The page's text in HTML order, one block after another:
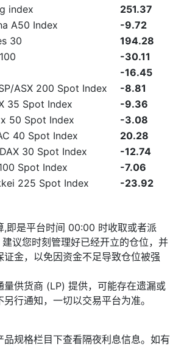
index
251.37
A50 Index
-9.72
30
194.28
-30.11
-16.45
ASX 200 Spot Index
-8.81
35 Spot Index
-9.36
50 Spot Index
-3.08
40 Spot Index
20.28
30 Spot Index
-12.74
Spot Index
-7.06
225 Spot Index -23.92
,即是平台时间 00:00 时收取或者派
议您时刻管理好已经开立的仓位，并
证金，以免因资金不足导致仓位被强
量供货商 (LP) 提供，可能存在遗漏或
行通知，一切以交易平台为准。
规格栏目下查看隔夜利息信息。如有